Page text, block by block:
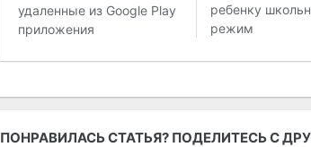
удаленные из Google Play
приложения
ребенку
режим
ПОНРАВИЛАСЬ СТАТЬЯ? ПОДЕЛИТЕСЬ С